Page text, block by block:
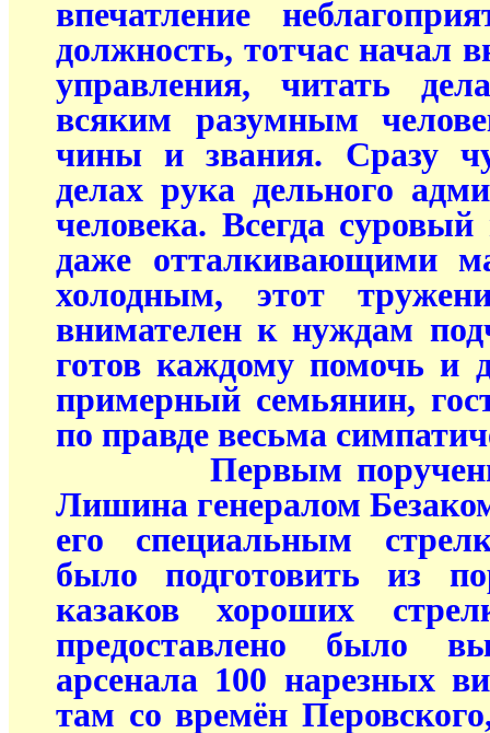
впечатление
должность, тотчас начал
управления, читать
всяким разумным
чины и звания. Сразу
делах рука дельного
человека. Всегда
даже отталкивающими
холодным, этот
внимателен к нуждам
готов каждому помочь и
примерный семьянин,
по правде весьма
Первым
Лишина генералом
его специальным
было подготовить из
казаков хороших
предоставлено было
арсенала 100 нарезных
там со времён